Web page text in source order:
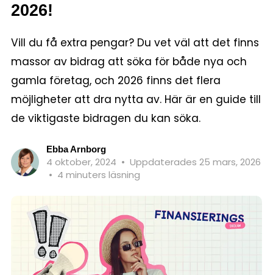
2026!
Vill du få extra pengar? Du vet väl att det finns
massor av bidrag att söka för både nya och
gamla företag, och 2026 finns det flera
möjligheter att dra nytta av. Här är en guide till
de viktigaste bidragen du kan söka.
Ebba Arnborg
4 oktober, 2024 • Uppdaterades 25 mars, 2026
• 4 minuters läsning